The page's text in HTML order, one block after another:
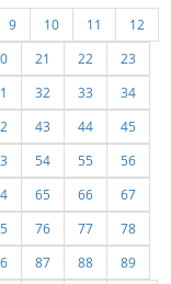
9 10 11
12
21 22
23
32 33
34
43 44
45
54 55
56
65 66
67
76 77
78
87 88 89